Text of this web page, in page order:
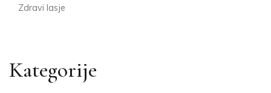
Zdravi lasje
Kategorije